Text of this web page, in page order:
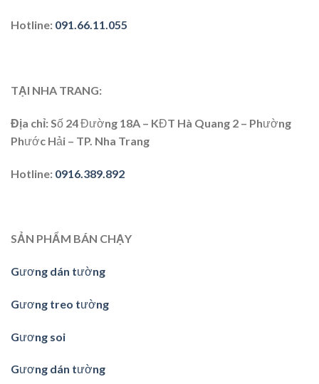
Hotline: 091.66.11.055
TẠI NHA TRANG:
Địa chỉ: Số 24 Đường 18A – KĐT Hà Quang 2 – Phường
Phước Hải – TP. Nha Trang
Hotline: 0916.389.892
SẢN PHẨM BÁN CHẠY
Gương dán tường
Gương treo tường
Gương soi
Gương dán tường